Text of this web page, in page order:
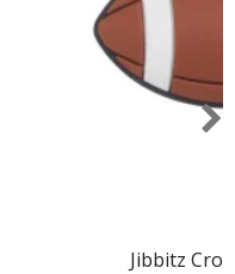
Jibbitz